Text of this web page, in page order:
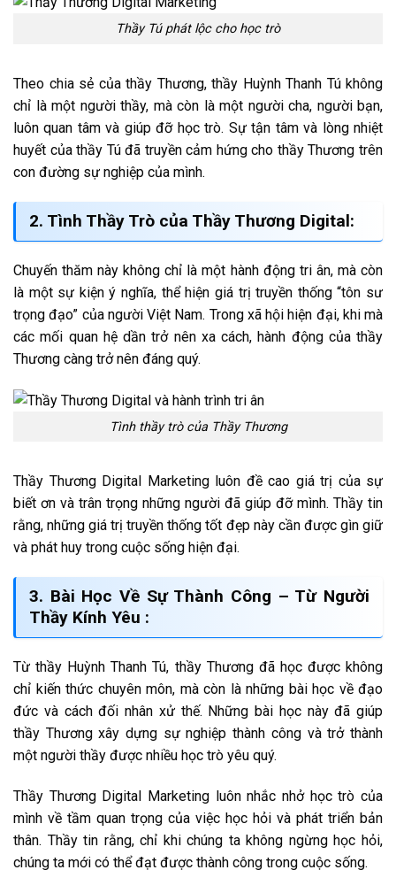
Thầy Tú phát lộc cho học trò
Theo chia sẻ của thầy Thương, thầy Huỳnh Thanh Tú không
chỉ là một người thầy, mà còn là một người cha, người bạn,
luôn quan tâm và giúp đỡ học trò. Sự tận tâm và lòng nhiệt
huyết của thầy Tú đã truyền cảm hứng cho thầy Thương trên
con đường sự nghiệp của mình.
2. Tình Thầy Trò của Thầy Thương Digital:
Chuyến thăm này không chỉ là một hành động tri ân, mà còn
là một sự kiện ý nghĩa, thể hiện giá trị truyền thống “tôn sư
trọng đạo” của người Việt Nam. Trong xã hội hiện đại, khi mà
các mối quan hệ dần trở nên xa cách, hành động của thầy
Thương càng trở nên đáng quý.
Tình thầy trò của Thầy Thương
Thầy Thương Digital Marketing luôn đề cao giá trị của sự
biết ơn và trân trọng những người đã giúp đỡ mình. Thầy tin
rằng, những giá trị truyền thống tốt đẹp này cần được gìn giữ
và phát huy trong cuộc sống hiện đại.
3. Bài Học Về Sự Thành Công – Từ Người
Thầy Kính Yêu :
Từ thầy Huỳnh Thanh Tú, thầy Thương đã học được không
chỉ kiến thức chuyên môn, mà còn là những bài học về đạo
đức và cách đối nhân xử thế. Những bài học này đã giúp
thầy Thương xây dựng sự nghiệp thành công và trở thành
một người thầy được nhiều học trò yêu quý.
Thầy Thương Digital Marketing luôn nhắc nhở học trò của
mình về tầm quan trọng của việc học hỏi và phát triển bản
thân. Thầy tin rằng, chỉ khi chúng ta không ngừng học hỏi,
chúng ta mới có thể đạt được thành công trong cuộc sống.